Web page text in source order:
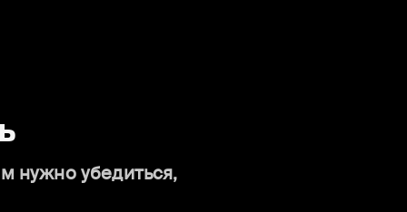
нужно убедиться,